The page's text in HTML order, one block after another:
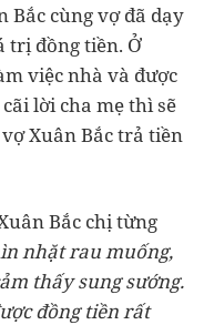
Bắc cùng vợ đã dạy
trị đồng tiền. Ở
việc nhà và được
lời cha mẹ thì sẽ
Xuân Bắc trả tiền
Bắc chị từng
nhặt rau muống,
thấy sung sướng.
đồng tiền rất